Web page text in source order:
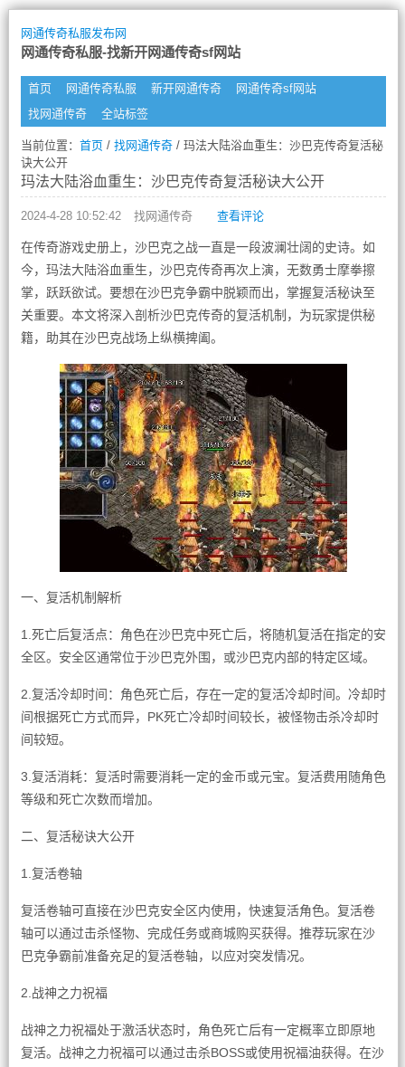
网通传奇私服发布网
网通传奇私服-找新开网通传奇sf网站
首页 网通传奇私服 新开网通传奇
网通传奇sf网站
找网通传奇
全站标签
当前位置： 首页/ 找网通传奇/ 玛法大陆浴血重生：沙巴克传奇复活秘
诀大公开
玛法大陆浴血重生：沙巴克传奇复活秘诀大公开
2024-4-28 10:52:42 找网通传奇 查看评论
在传奇游戏史册上，沙巴克之战一直是一段波澜壮阔的史诗。如
今，玛法大陆浴血重生，沙巴克传奇再次上演，无数勇士摩拳擦
掌，跃跃欲试。要想在沙巴克争霸中脱颖而出，掌握复活秘诀至
关重要。本文将深入剖析沙巴克传奇的复活机制，为玩家提供秘
籍，助其在沙巴克战场上纵横捭阖。
一、复活机制解析
1.死亡后复活点：角色在沙巴克中死亡后，将随机复活在指定的安
全区。安全区通常位于沙巴克外围，或沙巴克内部的特定区域。
2.复活冷却时间：角色死亡后，存在一定的复活冷却时间。冷却时
间根据死亡方式而异，PK死亡冷却时间较长，被怪物击杀冷却时
间较短。
3.复活消耗：复活时需要消耗一定的金币或元宝。复活费用随角色
等级和死亡次数而增加。
二、复活秘诀大公开
1.复活卷轴
复活卷轴可直接在沙巴克安全区内使用，快速复活角色。复活卷
轴可以通过击杀怪物、完成任务或商城购买获得。推荐玩家在沙
巴克争霸前准备充足的复活卷轴，以应对突发情况。
2.战神之力祝福
战神之力祝福处于激活状态时，角色死亡后有一定概率立即原地
复活。战神之力祝福可以通过击杀BOSS或使用祝福油获得。在沙